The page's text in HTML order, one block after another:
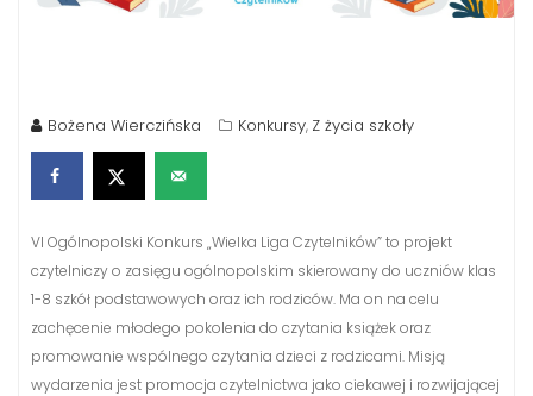
Bożena Wierczińska Konkursy, Z życia szkoły
VI Ogólnopolski Konkurs „Wielka Liga Czytelników” to projekt
czytelniczy o zasięgu ogólnopolskim skierowany do uczniów klas
1-8 szkół podstawowych oraz ich rodziców. Ma on na celu
zachęcenie młodego pokolenia do czytania książek oraz
promowanie wspólnego czytania dzieci z rodzicami. Misją
wydarzenia jest promocja czytelnictwa jako ciekawej i rozwijającej